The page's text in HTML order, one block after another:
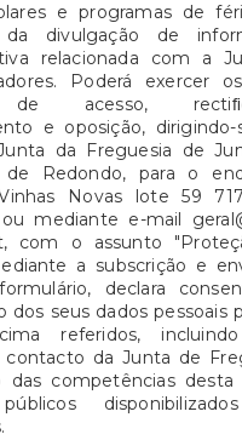
e programas de
divulgação de
relacionada com a
Poderá exercer
de acesso,
e oposição,
da Freguesia de
de Redondo, para o
Novas lote 59
mediante e-mail
com o assunto
a subscrição e
declara
dos seus dados pessoais
referidos,
da Junta de
das competências desta